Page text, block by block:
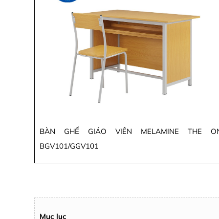
BÀN GHẾ GIÁO VIÊN MELAMINE THE
BGV101/GGV101
Mục lục